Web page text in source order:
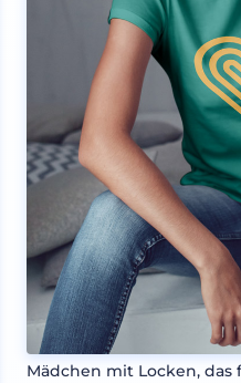
Mädchen mit Locken, das